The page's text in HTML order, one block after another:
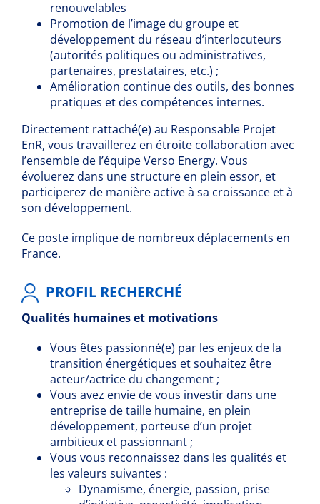
renouvelables
Promotion de l’image du groupe et
développement du réseau d’interlocuteurs
(autorités politiques ou administratives,
partenaires, prestataires, etc.) ;
Amélioration continue des outils, des bonnes
pratiques et des compétences internes.
Directement rattaché(e) au Responsable Projet
EnR, vous travaillerez en étroite collaboration avec
l’ensemble de l’équipe Verso Energy. Vous
évoluerez dans une structure en plein essor, et
participerez de manière active à sa croissance et à
son développement.
Ce poste implique de nombreux déplacements en
France.
PROFIL RECHERCHÉ
Qualités humaines et motivations
Vous êtes passionné(e) par les enjeux de la
transition énergétiques et souhaitez être
acteur/actrice du changement ;
Vous avez envie de vous investir dans une
entreprise de taille humaine, en plein
développement, porteuse d’un projet
ambitieux et passionnant ;
Vous vous reconnaissez dans les qualités et
les valeurs suivantes :
Dynamisme, énergie, passion, prise